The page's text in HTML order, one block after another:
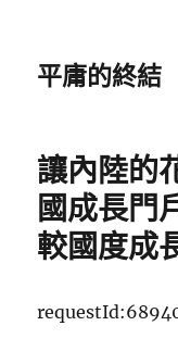
平庸的終結
讓內陸的
國成長門
較國度成